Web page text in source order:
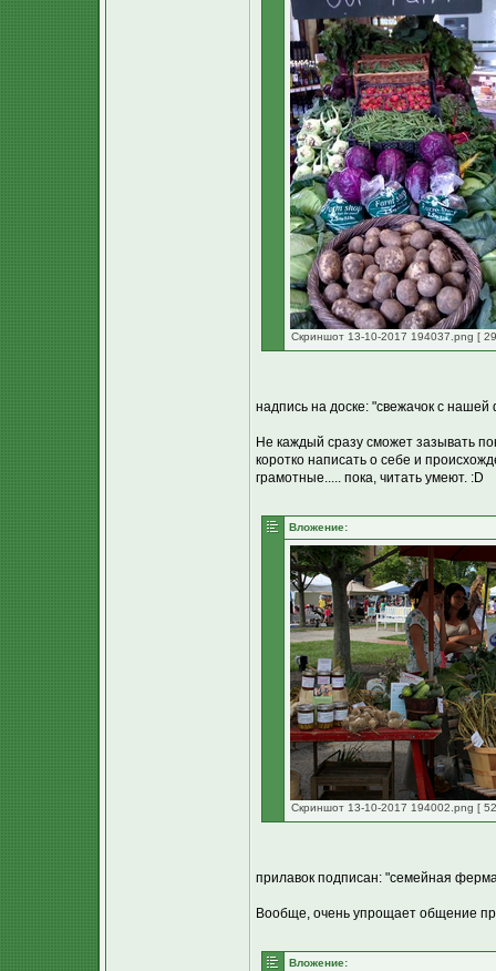
Скриншот 13-10-2017 194037.png [
надпись на доске: "свежачок с
Не каждый сразу сможет зазывать
коротко написать о себе и
грамотные..... пока, читать умеют. :D
Вложение:
Скриншот 13-10-2017 194002.png [
прилавок подписан: "семейная
Вообще, очень упрощает общение
Вложение: